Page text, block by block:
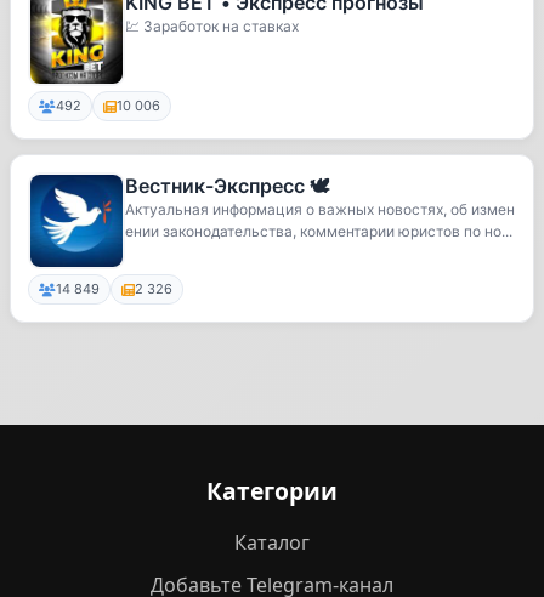
💹 Заработок на ставках
492 10 006
Вестник-Экспресс 🕊
Актуальная информация о важных новостях, об измен
ении законодательства, комментарии юристов по но...
14 849 2 326
Категории
Каталог
Добавьте Telegram-канал